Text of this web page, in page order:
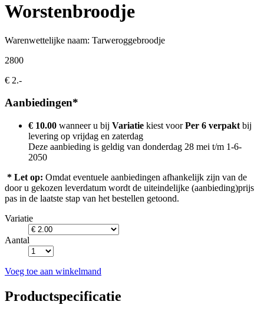
Worstenbroodje
Warenwettelijke naam: Tarweroggebroodje
2800
€ 2.-
Aanbiedingen*
€ 10.00 wanneer u bij Variatie kiest voorPer 6 verpakt bij
levering op vrijdag en zaterdag
Deze aanbieding is geldig van donderdag 28 mei t/m 1-6-
2050
* Let op: Omdat eventuele aanbiedingen afhankelijk zijn van de
door u gekozen leverdatum wordt de uiteindelijke (aanbieding)prijs
pas in de laatste stap van het bestellen getoond.
Variatie
Aantal
Voeg toe aan winkelmand
Productspecificatie